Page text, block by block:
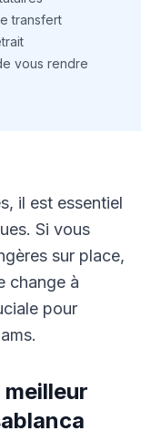
transfert
vous rendre
il est essentiel
Si vous
sur place,
change à
pour